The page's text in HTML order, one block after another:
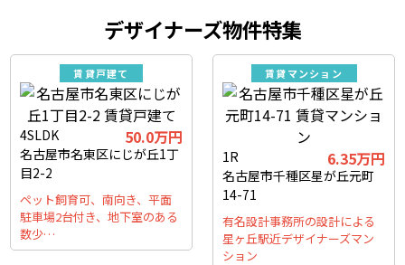
デザイナーズ物件特集
賃貸戸建て
4SLDK 50.0万円
名古屋市名東区にじが丘1丁
目2-2
ペット飼育可、南向き、平面
駐車場2台付き、地下室のある
数少…
賃貸マンション
1R 6.35万円
名古屋市千種区星が丘元町
14-71
有名設計事務所の設計による
星ヶ丘駅近デザイナーズマン
ション